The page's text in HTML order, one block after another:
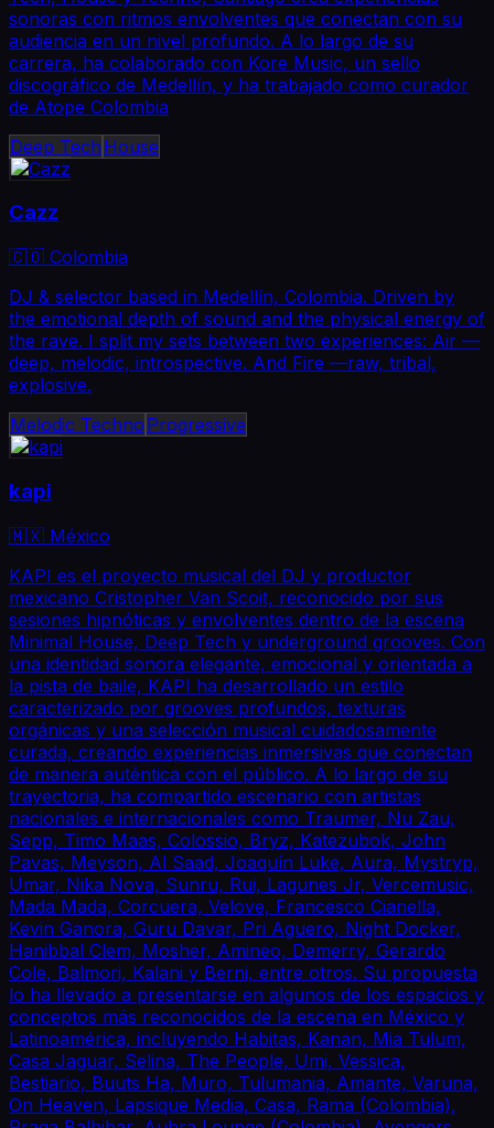
sonoras con ritmos envolventes que conectan con su
audiencia en un nivel profundo. A lo largo de su
carrera, ha colaborado con Kore Music, un sello
discográfico de Medellín, y ha trabajado como curador
de Atope Colombia
Deep Tech House
Cazz
🇨🇴 Colombia
DJ & selector based in Medellín, Colombia. Driven by
the emotional depth of sound and the physical energy of
the rave. I split my sets between two experiences: Air —
deep, melodic, introspective. And Fire —raw, tribal,
explosive.
Melodic Techno Progressive
kapi
🇲🇽 México
KAPI es el proyecto musical del DJ y productor
mexicano Cristopher Van Scoit, reconocido por sus
sesiones hipnóticas y envolventes dentro de la escena
Minimal House, Deep Tech y underground grooves. Con
una identidad sonora elegante, emocional y orientada a
la pista de baile, KAPI ha desarrollado un estilo
caracterizado por grooves profundos, texturas
orgánicas y una selección musical cuidadosamente
curada, creando experiencias inmersivas que conectan
de manera auténtica con el público. A lo largo de su
trayectoria, ha compartido escenario con artistas
nacionales e internacionales como Traumer, Nu Zau,
Sepp, Timo Maas, Colossio, Bryz, Katezubok, John
Pavas, Meyson, Al Saad, Joaquín Luke, Aura, Mystryp,
Umar, Nika Nova, Sunru, Rui, Lagunes Jr, Vercemusic,
Mada Mada, Corcuera, Velove, Francesco Cianella,
Kevin Ganora, Guru Davar, Pri Aguero, Night Docker,
Hanibbal Clem, Mosher, Amineo, Demerry, Gerardo
Cole, Balmori, Kalani y Berni, entre otros. Su propuesta
lo ha llevado a presentarse en algunos de los espacios y
conceptos más reconocidos de la escena en México y
Latinoamérica, incluyendo Habitas, Kanan, Mia Tulum,
Casa Jaguar, Selina, The People, Umi, Vessica,
Bestiario, Buuts Ha, Muro, Tulumania, Amante, Varuna,
On Heaven, Lapsique Media, Casa, Rama (Colombia),